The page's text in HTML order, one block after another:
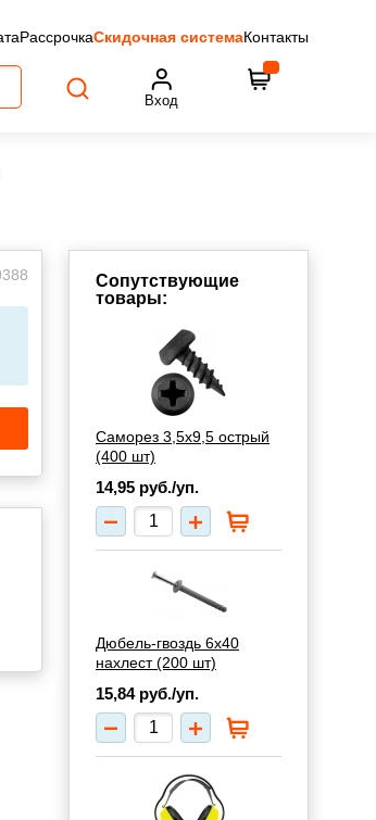
РассрочкаСкидочная системаКонтакты
Вход
Сопутствующие
товары:
Саморез 3,5x9,5 острый
(400 шт)
14,95 руб./уп.
Дюбель-гвоздь 6х40
нахлест (200 шт)
15,84 руб./уп.